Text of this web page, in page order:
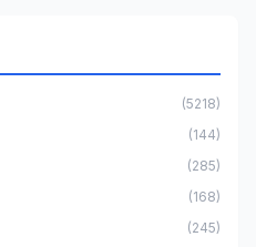
(5218)
(144)
(285)
(168)
(245)